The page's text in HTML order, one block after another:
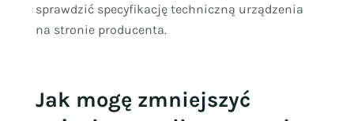
sprawdzić specyfikację techniczną urządzenia
na stronie producenta.
Jak mogę zmniejszyć